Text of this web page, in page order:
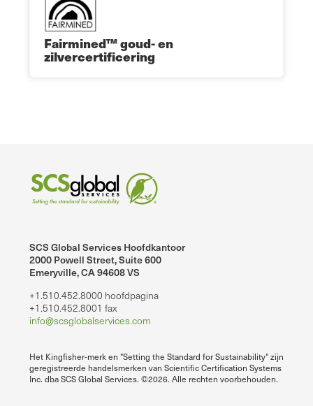
Fairmined™ goud- en
zilvercertificering
SCS Global Services Hoofdkantoor
2000 Powell Street, Suite 600
Emeryville, CA 94608 VS
+1.510.452.8000 hoofdpagina
+1.510.452.8001 fax
info@scsglobalservices.com
Het Kingfisher-merk en "Setting the Standard for Sustainability" zijn
geregistreerde handelsmerken van Scientific Certification Systems
Inc. dba SCS Global Services. ©2026. Alle rechten voorbehouden.